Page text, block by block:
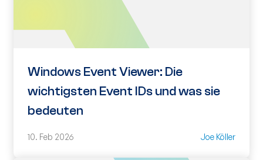
Windows Event Viewer: Die
wichtigsten Event IDs und was sie
bedeuten
10. Feb 2026 Joe Köller